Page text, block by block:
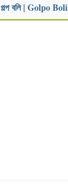
গল্প বলি | Golpo Boli